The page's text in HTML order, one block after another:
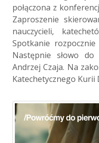
połączona z
Zaproszenie
nauczycieli,
Spotkanie
Następnie słowo
Andrzej Czaja. Na
Katechetycznego Kurii